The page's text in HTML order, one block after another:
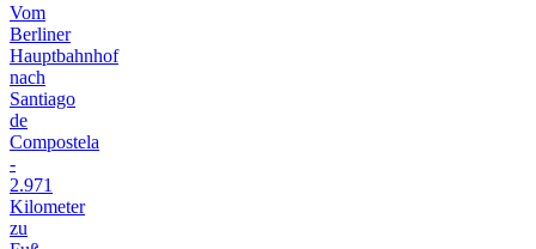
Vom
Berliner
Hauptbahnhof
nach
Santiago
de
Compostela
-
2.971
Kilometer
zu